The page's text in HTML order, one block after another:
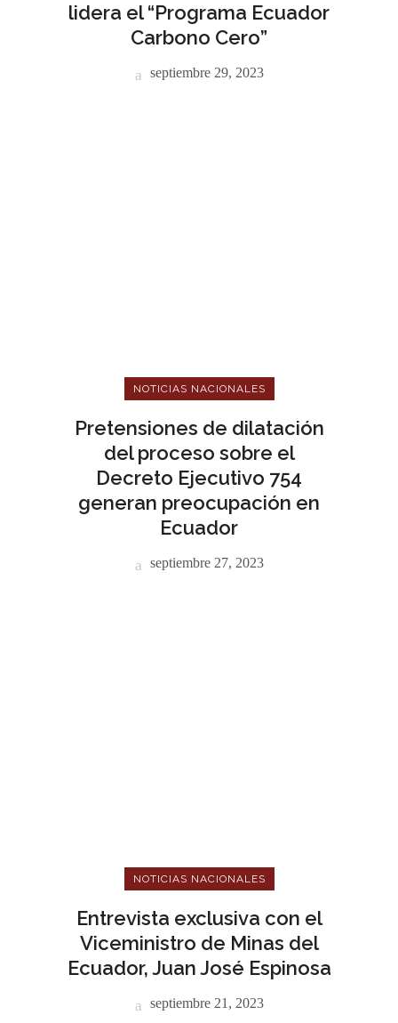
lidera el “Programa Ecuador
Carbono Cero”
septiembre 29, 2023
NOTICIAS NACIONALES
Pretensiones de dilatación
del proceso sobre el
Decreto Ejecutivo 754
generan preocupación en
Ecuador
septiembre 27, 2023
NOTICIAS NACIONALES
Entrevista exclusiva con el
Viceministro de Minas del
Ecuador, Juan José Espinosa
septiembre 21, 2023